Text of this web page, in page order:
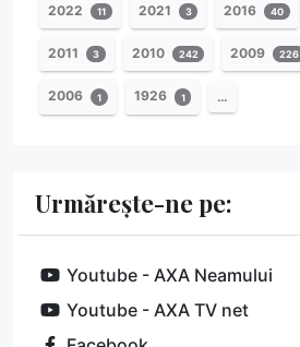
2022 11 2021 3 2016 40
2011 3 2010 242 2009 226
2006 1 1926 1 …
Urmărește-ne pe:
Youtube - AXA Neamului
Youtube - AXA TV net